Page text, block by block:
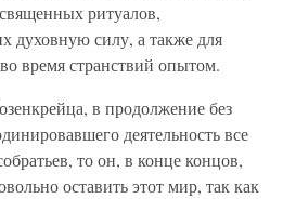
ритуалов,
духовную силу, а также для
время странствий опытом.
в продолжение без
деятельность все
то он, в конце концов,
оставить этот мир, так как